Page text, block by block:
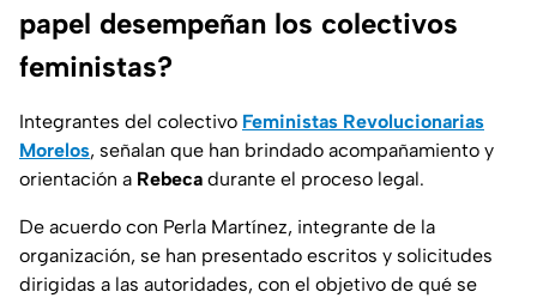
papel desempeñan los colectivos
feministas?
Integrantes del colectivo Feministas Revolucionarias
Morelos, señalan que han brindado acompañamiento y
orientación a Rebeca durante el proceso legal.
De acuerdo con Perla Martínez, integrante de la
organización, se han presentado escritos y solicitudes
dirigidas a las autoridades, con el objetivo de qué se